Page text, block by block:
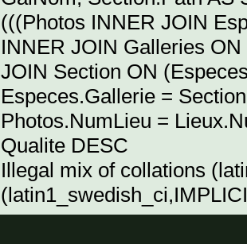
(((Photos INNER JOIN
INNER JOIN Galleries
JOIN Section ON
Especes.Gallerie =
Photos.NumLieu =
Qualite DESC
Illegal mix of collations